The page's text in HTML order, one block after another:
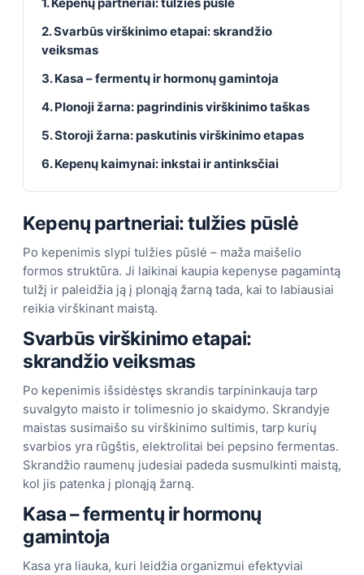
1. Kepenų partneriai: tulžies pūslė
2. Svarbūs virškinimo etapai: skrandžio
veiksmas
3. Kasa – fermentų ir hormonų gamintoja
4. Plonoji žarna: pagrindinis virškinimo taškas
5. Storoji žarna: paskutinis virškinimo etapas
6. Kepenų kaimynai: inkstai ir antinksčiai
Kepenų partneriai: tulžies pūslė
Po kepenimis slypi tulžies pūslė – maža maišelio
formos struktūra. Ji laikinai kaupia kepenyse pagamintą
tulžį ir paleidžia ją į plonąją žarną tada, kai to labiausiai
reikia virškinant maistą.
Svarbūs virškinimo etapai:
skrandžio veiksmas
Po kepenimis išsidėstęs skrandis tarpininkauja tarp
suvalgyto maisto ir tolimesnio jo skaidymo. Skrandyje
maistas susimaišo su virškinimo sultimis, tarp kurių
svarbios yra rūgštis, elektrolitai bei pepsino fermentas.
Skrandžio raumenų judesiai padeda susmulkinti maistą,
kol jis patenka į plonąją žarną.
Kasa – fermentų ir hormonų
gamintoja
Kasa yra liauka, kuri leidžia organizmui efektyviai